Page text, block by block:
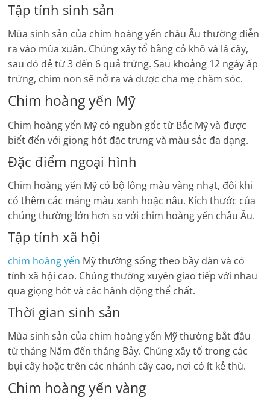
Tập tính sinh sản
Mùa sinh sản của chim hoàng yến châu Âu thường diễn
ra vào mùa xuân. Chúng xây tổ bằng cỏ khô và lá cây,
sau đó đẻ từ 3 đến 6 quả trứng. Sau khoảng 12 ngày ấp
trứng, chim non sẽ nở ra và được cha mẹ chăm sóc.
Chim hoàng yến Mỹ
Chim hoàng yến Mỹ có nguồn gốc từ Bắc Mỹ và được
biết đến với giọng hót đặc trưng và màu sắc đa dạng.
Đặc điểm ngoại hình
Chim hoàng yến Mỹ có bộ lông màu vàng nhạt, đôi khi
có thêm các mảng màu xanh hoặc nâu. Kích thước của
chúng thường lớn hơn so với chim hoàng yến châu Âu.
Tập tính xã hội
chim hoàng yến Mỹ thường sống theo bầy đàn và có
tính xã hội cao. Chúng thường xuyên giao tiếp với nhau
qua giọng hót và các hành động thể chất.
Thời gian sinh sản
Mùa sinh sản của chim hoàng yến Mỹ thường bắt đầu
từ tháng Năm đến tháng Bảy. Chúng xây tổ trong các
bụi cây hoặc trên các nhánh cây cao, nơi có ít kẻ thù.
Chim hoàng yến vàng